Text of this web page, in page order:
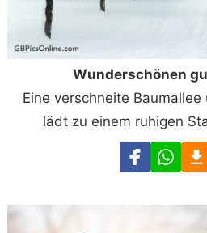
Wunderschönen
Eine verschneite
lädt zu einem ruhigen